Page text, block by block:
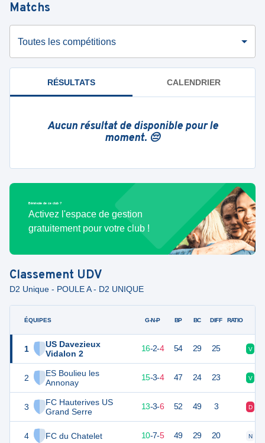
Matchs
Toutes les compétitions
RÉSULTATS CALENDRIER
Aucun résultat de disponible pour le
moment. 😔
Bénévole de ce club ?
Activez l'espace de gestion
gratuitement pour votre club !
Classement UDV
D2 Unique - POULE A - D2 UNIQUE
ÉQUIPES
1
US Davezieux
Vidalon 2
2
ES Boulieu les
Annonay
3
FC Hauterives US
Grand Serre
4 FC du Chatelet
G-N-P BP BC DIFF RATIO
16-2-4 54 29 25 V
15-3-4 47 24 23 V
42 13-3-6 52 49 3 D
10-7-5 49 29 20 N